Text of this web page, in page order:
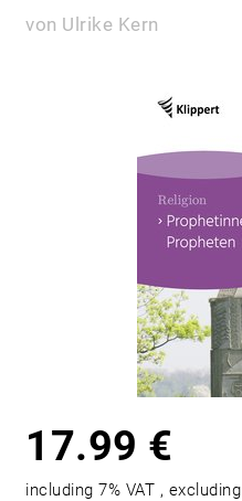
von Ulrike Kern
17.99 €
including 7% VAT , excluding